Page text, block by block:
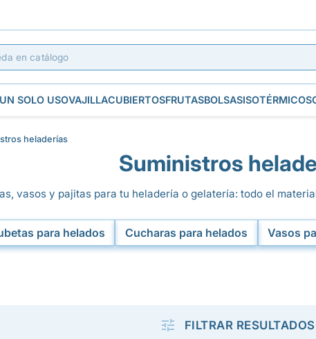
SOLO USOVAJILLACUBIERTOSFRUTASBOLSASISOTÉRMICOS
heladerías
Suministros
para helados Cucharas para helados Vasos
vasos y pajitas para tu heladería o gelatería: todo el
 FILTRAR RESULTADOS